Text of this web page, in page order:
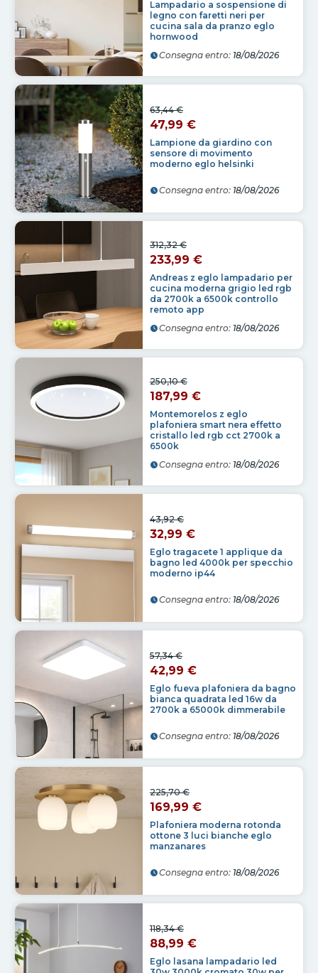
Lampadario a sospensione di
legno con faretti neri per
cucina sala da pranzo eglo
hornwood
Consegna entro: 18/08/2026
Lampione da giardino con
sensore di movimento
moderno eglo helsinki
63,44 €
47,99 €
Consegna entro: 18/08/2026
Andreas z eglo lampadario per
cucina moderna grigio led rgb
da 2700k a 6500k controllo
remoto app
312,32 €
233,99 €
Consegna entro: 18/08/2026
Montemorelos z eglo
plafoniera smart nera effetto
cristallo led rgb cct 2700k a
6500k
250,10 €
187,99 €
Consegna entro: 18/08/2026
Eglo tragacete 1 applique da
bagno led 4000k per specchio
moderno ip44
43,92 €
32,99 €
Consegna entro: 18/08/2026
Eglo fueva plafoniera da bagno
bianca quadrata led 16w da
2700k a 65000k dimmerabile
57,34 €
42,99 €
Consegna entro: 18/08/2026
Plafoniera moderna rotonda
ottone 3 luci bianche eglo
manzanares
225,70 €
169,99 €
Consegna entro: 18/08/2026
Eglo lasana lampadario led
118,34 €
88,99 €